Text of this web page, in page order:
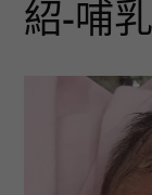
紹-哺